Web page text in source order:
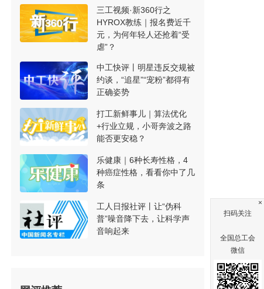
三工视频·新360行之
HYROX教练｜报名费近千
元，为何年轻人还抢着“受
虐”？
中工快评丨明星违反交规被
约谈，“追星”“宠粉”都得有
正确姿势
打工新鲜事儿｜算法优化
+行业立规，小哥奔波之路
能否更安稳？
乐健康｜6种长寿性格，4
种癌症性格，看看你中了几
条
工人日报社评丨让“伪科
普”噪音降下去，让科学声
音响起来
扫码关注
全国总工会
微信
×